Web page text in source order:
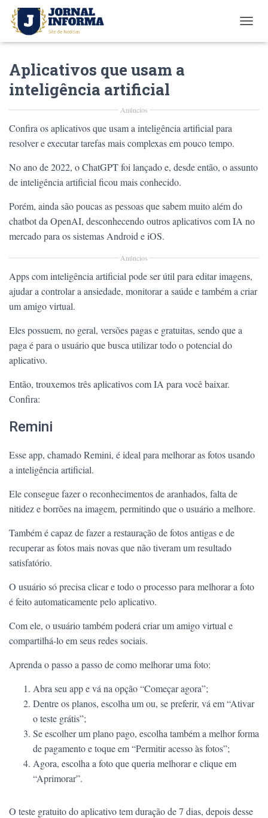
O
A
T
Aplicativos que usam a
inteligência artificial
Anúncios
Confira os aplicativos que usam a inteligência artificial para
resolver e executar tarefas mais complexas em pouco tempo.
No ano de 2022, o ChatGPT foi lançado e, desde então, o assunto
de inteligência artificial ficou mais conhecido.
Porém, ainda são poucas as pessoas que sabem muito além do
chatbot da OpenAI, desconhecendo outros aplicativos com IA no
mercado para os sistemas Android e iOS.
Anúncios
Apps com inteligência artificial pode ser útil para editar imagens,
ajudar a controlar a ansiedade, monitorar a saúde e também a criar
um amigo virtual.
Eles possuem, no geral, versões pagas e gratuitas, sendo que a
paga é para o usuário que busca utilizar todo o potencial do
aplicativo.
Então, trouxemos três aplicativos com IA para você baixar.
Confira:
Remini
Esse app, chamado Remini, é ideal para melhorar as fotos usando
a inteligência artificial.
Ele consegue fazer o reconhecimentos de aranhados, falta de
nitidez e borrões na imagem, permitindo que o usuário a melhore.
Também é capaz de fazer a restauração de fotos antigas e de
recuperar as fotos mais novas que não tiveram um resultado
satisfatório.
O usuário só precisa clicar e todo o processo para melhorar a foto
é feito automaticamente pelo aplicativo.
Com ele, o usuário também poderá criar um amigo virtual e
compartilhá-lo em seus redes sociais.
Aprenda o passo a passo de como melhorar uma foto:
Abra seu app e vá na opção “Começar agora”;
Dentre os planos, escolha um ou, se preferir, vá em “Ativar
o teste grátis”;
Se escolher um plano pago, escolha também a melhor forma
de pagamento e toque em “Permitir acesso às fotos”;
Agora, escolha a foto que queria melhorar e clique em
“Aprimorar”.
O teste gratuito do aplicativo tem duração de 7 dias, depois desse